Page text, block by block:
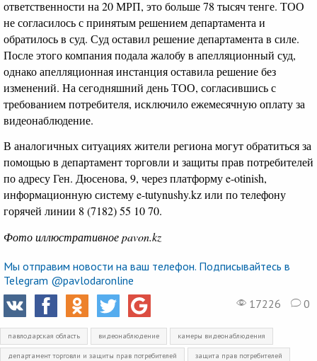
ответственности на 20 МРП, это больше 78 тысяч тенге. ТОО
не согласилось с принятым решением департамента и
обратилось в суд. Суд оставил решение департамента в силе.
После этого компания подала жалобу в апелляционный суд,
однако апелляционная инстанция оставила решение без
изменений. На сегодняшний день ТОО, согласившись с
требованием потребителя, исключило ежемесячную оплату за
видеонаблюдение.
В аналогичных ситуациях жители региона могут обратиться за
помощью в департамент торговли и защиты прав потребителей
по адресу Ген. Дюсенова, 9, через платформу e-otinish,
информационную систему e-tutynushy.kz или по телефону
горячей линии 8 (7182) 55 10 70.
Фото иллюстративное pavon.kz
Мы отправим новости на ваш телефон. Подписывайтесь в
Telegram @pavlodaronline
17226
0
павлодарская область видеонаблюдение камеры видеонаблюдения
департамент торговли и защиты прав потребителей защита прав потребителей